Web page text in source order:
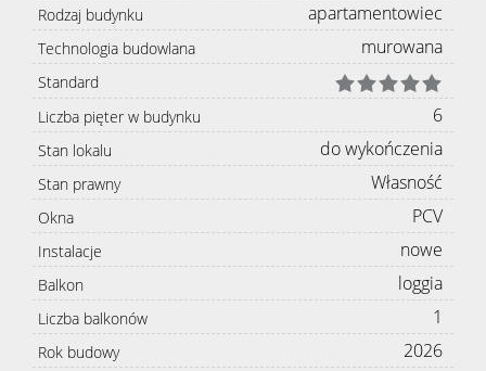
Rodzaj budynku apartamentowiec
Technologia budowlana murowana
Standard
Liczba pięter w budynku
6
Stan lokalu do wykończenia
Stan prawny Własność
Okna PCV
Instalacje nowe
Balkon loggia
Liczba balkonów 1
Rok budowy 2026